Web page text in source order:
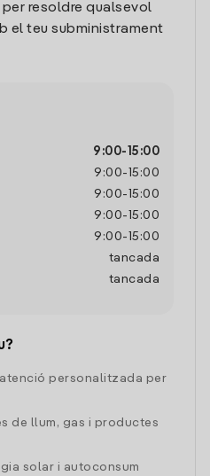
resoldre qualsevol
el teu subministrament
9:00- 15:00
9:00- 15:00
9:00- 15:00
9:00- 15:00
9:00- 15:00
tancada
tancada
personalitzada per
de llum, gas i productes
solar i autoconsum